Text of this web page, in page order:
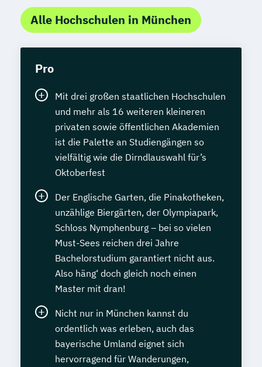
Alle Hochschulen in München
Pro
Mit drei großen staatlichen Hochschulen
und mehr als 16 weiteren kleineren
privaten sowie öffentlichen Akademien
ist die Palette an Studiengängen so
vielfältig wie die Dirndlauswahl für’s
Oktoberfest
Der Englische Garten, die Pinakotheken,
unzählige Biergärten, der Olympiapark,
Schloss Nymphenburg – bei so vielen
Must-Sees reichen drei Jahre
Bachelorstudium garantiert nicht aus.
Also häng‘ doch gleich noch einen
Master mit dran!
Nicht nur in München kannst du
ordentlich was erleben, auch das
bayerische Umland eignet sich
hervorragend für Wanderungen,